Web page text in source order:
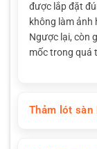
được lắp đặt
không làm ảnh
Ngược lại, còn
mốc trong quá
Thảm lót sàn